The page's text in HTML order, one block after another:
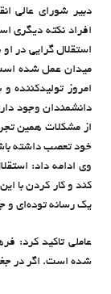
دبیر شورای عالی
افراد نکته دیگری
استقلال گرایی در
میدان عمل شده
امروز
دانشمندان وجود
از مشکلات همین
خود تعصب داشته
وی ادامه داد:
کند و کار کردن با
یک رسانه توده‌ای و
عاملی تاکید کرد:
شده است. اگر در